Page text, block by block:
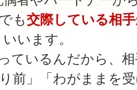
も交際している相
いいます。
ているんだから、
前」「わがままを